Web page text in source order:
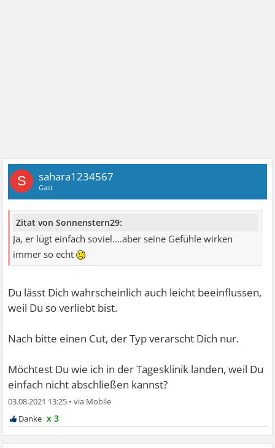
S sahara1234567
Gast
Zitat von Sonnenstern29:
Ja, er lügt einfach soviel....aber seine Gefühle wirken
immer so echt
Du lässt Dich wahrscheinlich auch leicht beeinflussen,
weil Du so verliebt bist.
Nach bitte einen Cut, der Typ verarscht Dich nur.
Möchtest Du wie ich in der Tagesklinik landen, weil Du
einfach nicht abschließen kannst?
03.08.2021 13:25 •
x 3